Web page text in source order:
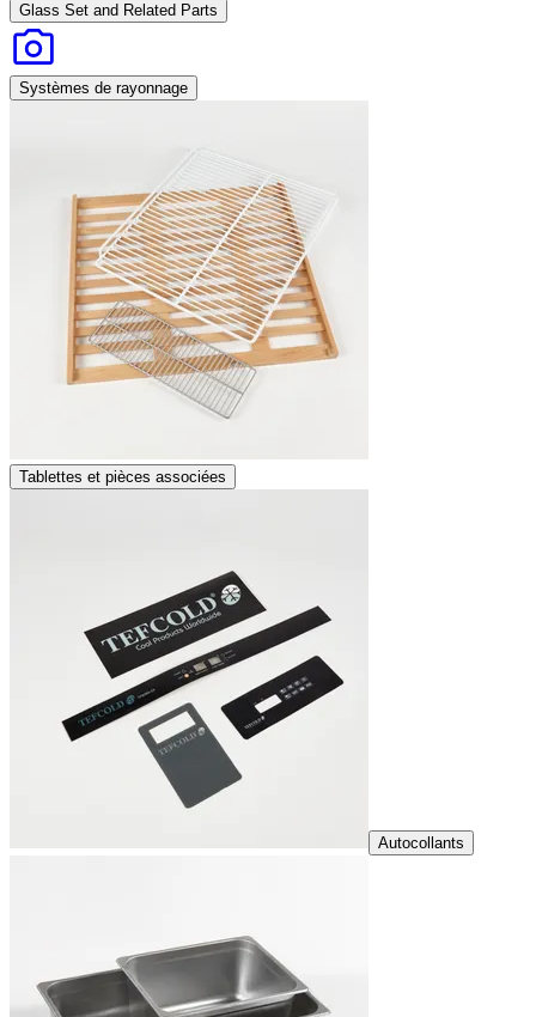
Glass Set and Related Parts
Systèmes de rayonnage
Tablettes et pièces associées
Autocollants